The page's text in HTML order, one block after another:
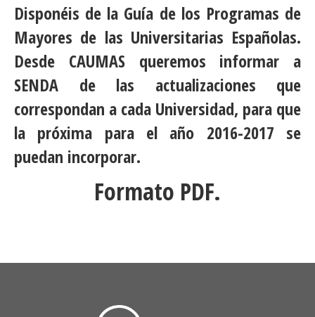
Disponéis de la Guía de los Programas de
Mayores de las Universitarias Españolas.
Desde CAUMAS queremos informar a
SENDA de las actualizaciones que
correspondan a cada Universidad, para que
la próxima para el año 2016-2017 se
puedan incorporar.
Formato PDF.